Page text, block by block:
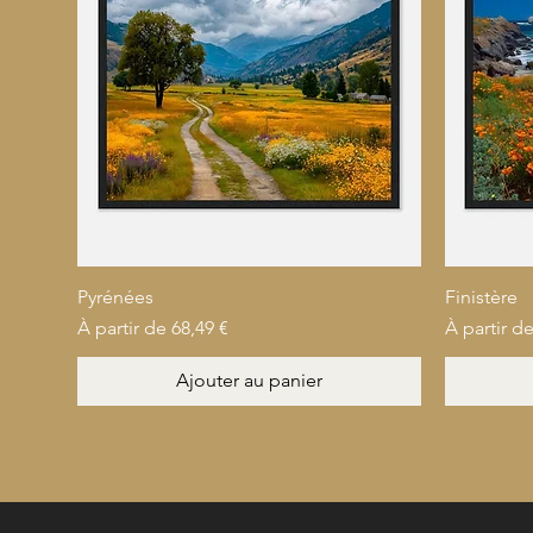
Pyrénées
À partir de 68,49 €
Prix promotionnel
Ajouter au panier
Finistère
À partir de
Prix